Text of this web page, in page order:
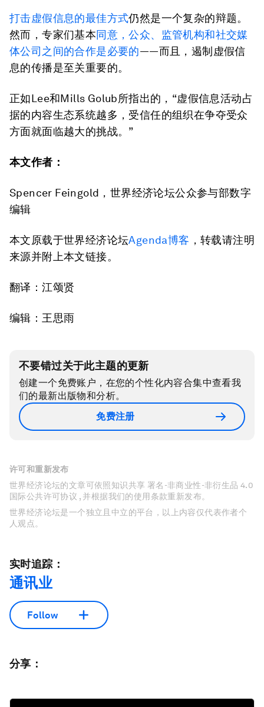
打击虚假信息的最佳方式仍然是一个复杂的辩题。
然而，专家们基本同意，公众、监管机构和社交媒
体公司之间的合作是必要的——而且，遏制虚假信
息的传播是至关重要的。
正如Lee和Mills Golub所指出的，“虚假信息活动占
据的内容生态系统越多，受信任的组织在争夺受众
方面就面临越大的挑战。”
本文作者：
Spencer Feingold，世界经济论坛公众参与部数字
编辑
本文原载于世界经济论坛Agenda博客 ，转载请注明
来源并附上本文链接。
翻译：江颂贤
编辑：王思雨
不要错过关于此主题的更新
创建一个免费账户，在您的个性化内容合集中查看我
们的最新出版物和分析。
免费注册
许可和重新发布
世界经济论坛的文章可依照知识共享 署名-非商业性-非衍生品 4.0
国际公共许可协议 , 并根据我们的使用条款重新发布。
世界经济论坛是一个独立且中立的平台，以上内容仅代表作者个
人观点。
实时追踪：
通讯业
Follow
分享：